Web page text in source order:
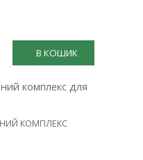
В КОШИК
КОМПЛЕКС